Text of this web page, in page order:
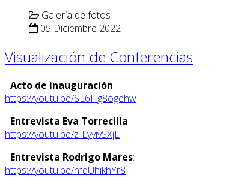
Galería de fotos
05 Diciembre 2022
Visualización de Conferencias
-Acto de inauguración:
https://youtu.be/SE6Hg8ogehw
- Entrevista Eva Torrecilla:
https://youtu.be/z-LyyivSXjE
- Entrevista Rodrigo Mares:
https://youtu.be/nfdUhikhYr8